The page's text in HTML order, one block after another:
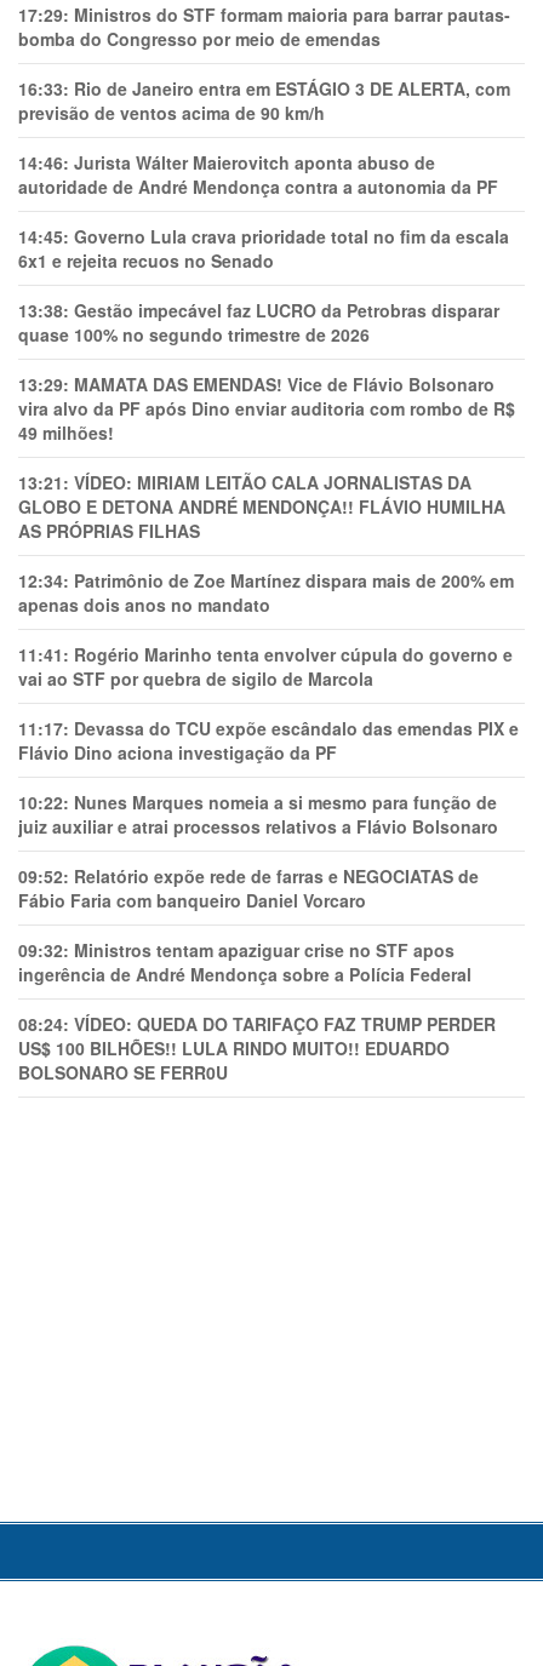
17:29: Ministros do STF formam maioria para barrar pautas-
bomba do Congresso por meio de emendas
16:33: Rio de Janeiro entra em ESTÁGIO 3 DE ALERTA, com
previsão de ventos acima de 90 km/h
14:46: Jurista Wálter Maierovitch aponta abuso de
autoridade de André Mendonça contra a autonomia da PF
14:45: Governo Lula crava prioridade total no fim da escala
6x1 e rejeita recuos no Senado
13:38: Gestão impecável faz LUCRO da Petrobras disparar
quase 100% no segundo trimestre de 2026
13:29: MAMATA DAS EMENDAS! Vice de Flávio Bolsonaro
vira alvo da PF após Dino enviar auditoria com rombo de R$
49 milhões!
13:21: VÍDEO: MIRIAM LEITÃO CALA JORNALISTAS DA
GLOBO E DETONA ANDRÉ MENDONÇA!! FLÁVIO HUMILHA
AS PRÓPRIAS FILHAS
12:34: Patrimônio de Zoe Martínez dispara mais de 200% em
apenas dois anos no mandato
11:41: Rogério Marinho tenta envolver cúpula do governo e
vai ao STF por quebra de sigilo de Marcola
11:17: Devassa do TCU expõe escândalo das emendas PIX e
Flávio Dino aciona investigação da PF
10:22: Nunes Marques nomeia a si mesmo para função de
juiz auxiliar e atrai processos relativos a Flávio Bolsonaro
09:52: Relatório expõe rede de farras e NEGOCIATAS de
Fábio Faria com banqueiro Daniel Vorcaro
09:32: Ministros tentam apaziguar crise no STF apos
ingerência de André Mendonça sobre a Polícia Federal
08:24: VÍDEO: QUEDA DO TARIFAÇO FAZ TRUMP PERDER
US$ 100 BILHÕES!! LULA RINDO MUITO!! EDUARDO
BOLSONARO SE FERR0U